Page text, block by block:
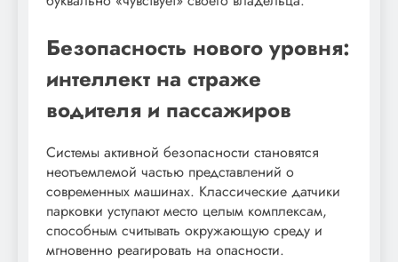
Безопасность нового уровня:
интеллект на страже
водителя и пассажиров
Системы активной безопасности становятся
неотъемлемой частью представлений о
современных машинах. Классические датчики
парковки уступают место целым комплексам,
способным считывать окружающую среду и
мгновенно реагировать на опасности.